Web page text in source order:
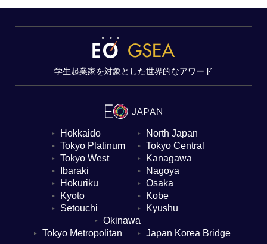
▼ Hokkaido ▼ North Japan
▼ Tokyo Platinum ▼ Tokyo Central
▼ Tokyo West ▼ Kanagawa
▼ Ibaraki ▼ Nagoya
▼ Hokuriku ▼ Osaka
▼ Kyoto ▼ Kobe
▼ Setouchi ▼ Kyushu
▼ Okinawa
▼ Tokyo Metropolitan ▼ Japan Korea Bridge
学生起業家を対象とした世界的なアワード